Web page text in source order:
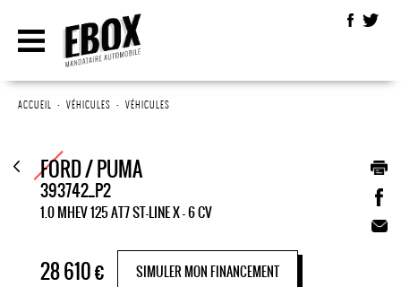
ACCUEIL • VÉHICULES • VÉHICULES
FORD / PUMA
393742_P2
1.0 MHEV 125 AT7 ST-LINE X - 6 CV
28 610€ SIMULER MON FINANCEMENT